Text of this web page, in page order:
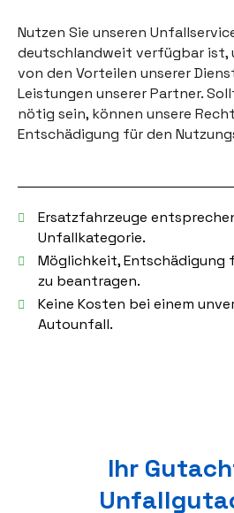
Nutzen Sie unseren
deutschlandweit verfügbar ist,
von den Vorteilen unserer
Leistungen unserer Partner.
nötig sein, können unsere
Entschädigung für den
Ersatzfahrzeuge
Unfallkategorie.
Möglichkeit, Entschädigung
zu beantragen.
Keine Kosten bei einem
Autounfall.
Ihr